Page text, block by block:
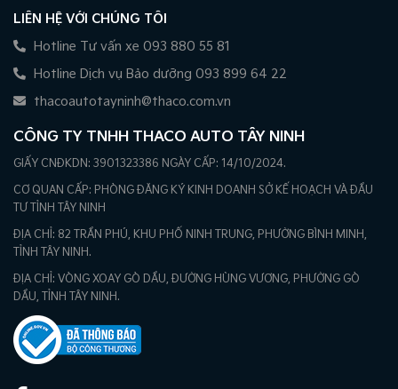
LIÊN HỆ VỚI CHÚNG TÔI
Hotline Tư vấn xe 093 880 55 81
Hotline Dịch vụ Bảo dưỡng 093 899 64 22
thacoautotayninh@thaco.com.vn
CÔNG TY TNHH THACO AUTO TÂY NINH
GIẤY CNĐKDN: 3901323386 NGÀY CẤP: 14/10/2024.
CƠ QUAN CẤP: PHÒNG ĐĂNG KÝ KINH DOANH SỞ KẾ HOẠCH VÀ ĐẦU
TƯ TỈNH TÂY NINH
ĐỊA CHỈ: 82 TRẦN PHÚ, KHU PHỐ NINH TRUNG, PHƯỜNG BÌNH MINH,
TỈNH TÂY NINH.
ĐỊA CHỈ: VÒNG XOAY GÒ DẦU, ĐƯỜNG HÙNG VƯƠNG, PHƯỜNG GÒ
DẦU, TỈNH TÂY NINH.